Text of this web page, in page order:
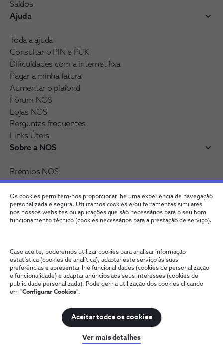
Os cookies permitem-nos proporcionar lhe uma experiência de navegação
personalizada e segura. Utilizamos cookies e/ou ferramentas similares
nos nossos websites ou aplicações que são necessários para o seu bom
funcionamento técnico (cookies necessários para a prestação de serviço).
Caso aceite, poderemos utilizar cookies para analisar informação
estatística (cookies de analítica), adaptar este serviço às suas
preferências e apresentar-lhe funcionalidades (cookies de personalização
e funcionalidade) e adaptar anúncios aos seus interesses (cookies de
publicidade personalizada). Pode gerir a utilização dos cookies clicando
em "Configurar Cookies".
Aceitar todos os cookies
Ver mais detalhes
Saldos
Ajuda
Toda a ajuda
Consultar o PIN e PUK
Dificuldades com a internet fixa
Pagar a minha fatura
Aumentar o plafond
Fórum NOS
Lojas NOS
Perguntas frequentes
Links Úteis
Sobre a NOS
Prémios NOS
Reconhecimentos e distinções
Recrutamento
Fale connoscoPolítica de Privacidade
Provedoria Cliente